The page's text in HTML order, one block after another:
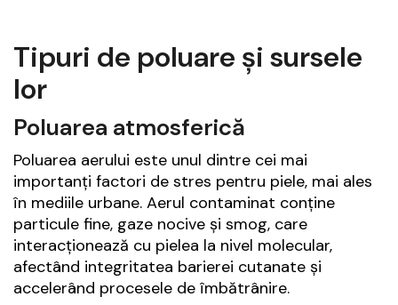
Tipuri de poluare și sursele
lor
Poluarea atmosferică
Poluarea aerului este unul dintre cei mai
importanți factori de stres pentru piele, mai ales
în mediile urbane. Aerul contaminat conține
particule fine, gaze nocive și smog, care
interacționează cu pielea la nivel molecular,
afectând integritatea barierei cutanate și
accelerând procesele de îmbătrânire.